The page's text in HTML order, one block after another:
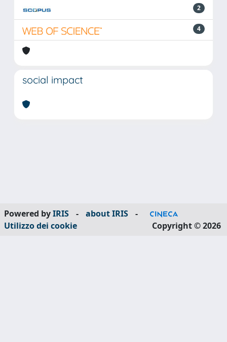
2
4
social impact
Powered byIRIS - about IRIS
-
Utilizzo dei cookie
Copyright © 2026